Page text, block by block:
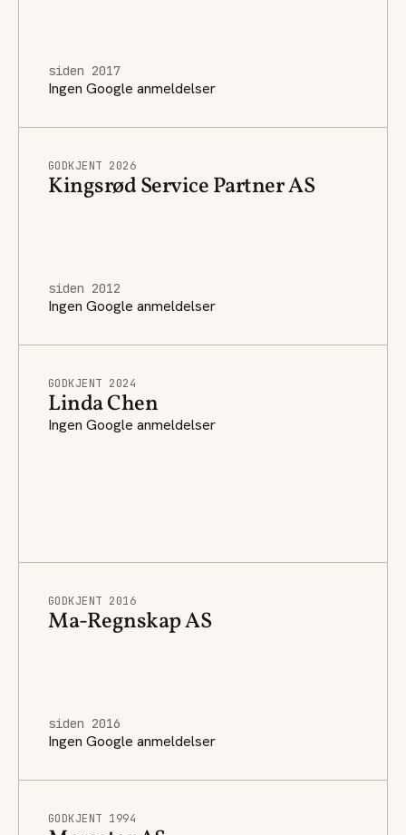
siden 2017
Ingen Google anmeldelser
GODKJENT 2026
Kingsrød Service Partner AS
siden 2012
Ingen Google anmeldelser
GODKJENT 2024
Linda Chen
Ingen Google anmeldelser
GODKJENT 2016
Ma-Regnskap AS
siden 2016
Ingen Google anmeldelser
GODKJENT 1994